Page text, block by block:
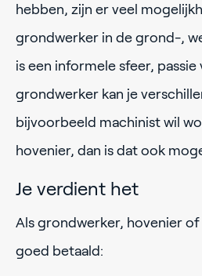
hebben, zijn er veel
grondwerker in de grond-,
is een informele sfeer, passie
grondwerker kan je
bijvoorbeeld machinist wil
hovenier, dan is dat ook
Je verdient het
Als grondwerker, hovenier
goed betaald: